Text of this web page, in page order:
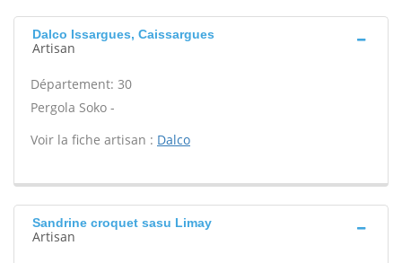
Dalco Issargues, Caissargues
Artisan
Département: 30
Pergola Soko -
Voir la fiche artisan : Dalco
Sandrine croquet sasu Limay
Artisan